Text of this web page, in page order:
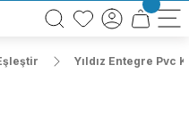
KARGO BEDAVA!
MÜŞTERİ REFERANSI
Yıldız Entegre Pvc